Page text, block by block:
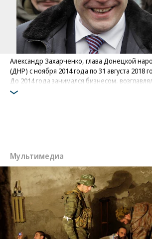
Александр Захарченко, глава Донецкой
(ДНР) с ноября 2014 года по 31 августа 2018
До 2014 года занимался бизнесом,
отделение общественной пророссийской
был военным комендантом Донецка и
Мультимедиа